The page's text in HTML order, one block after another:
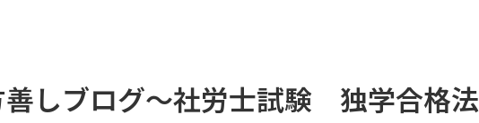
善しブログ〜社労士試験 独学合格法